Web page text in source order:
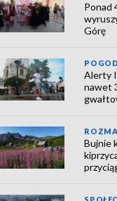
Ponad
Górę
Alerty
nawet
Bujnie